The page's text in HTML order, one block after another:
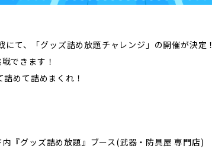
ルール
ーターの皆様へ
戦
て、「グッズ詰め放題チャレンジ」の開催が決定！
できます！
めて詰めまくれ！
『グッズ詰め放題』ブース(武器・防具屋 専門店)